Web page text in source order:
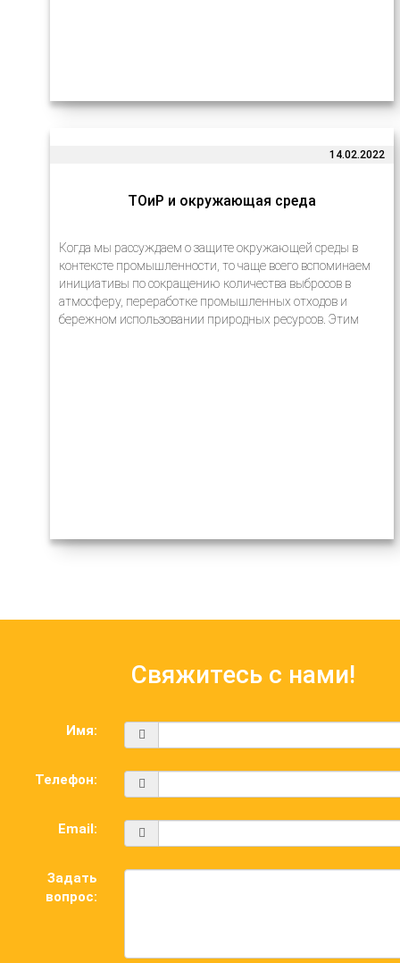
14.02.2022
ТОиР и окружающая среда
Когда мы рассуждаем о защите окружающей среды в
контексте промышленности, то чаще всего вспоминаем
инициативы по сокращению количества выбросов в
атмосферу, переработке промышленных отходов и
бережном использовании природных ресурсов. Этим
Свяжитесь с нами!
Имя:
Телефон:
Email:
Задать
вопрос: